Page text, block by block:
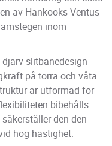
av Hankooks Ventus-
inom
slitbanedesign
på torra och våta
är utformad för
bibehålls.
den den
hög hastighet.